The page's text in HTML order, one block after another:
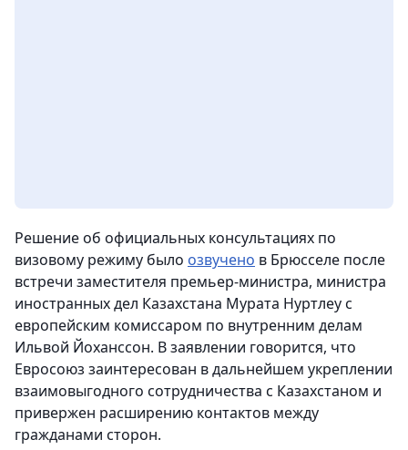
Решение об официальных консультациях по
визовому режиму было озвучено в Брюсселе после
встречи заместителя премьер-министра, министра
иностранных дел Казахстана Мурата Нуртлеу с
европейским комиссаром по внутренним делам
Ильвой Йоханссон. В заявлении говорится, что
Евросоюз заинтересован в дальнейшем укреплении
взаимовыгодного сотрудничества с Казахстаном и
привержен расширению контактов между
гражданами сторон.